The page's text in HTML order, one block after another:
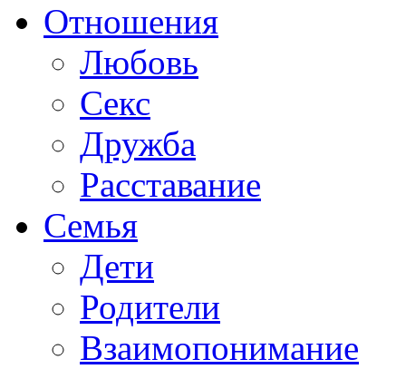
Отношения
Любовь
Секс
Дружба
Расставание
Семья
Дети
Родители
Взаимопонимание